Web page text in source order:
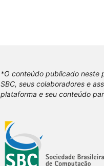
*O conteúdo publicado neste
SBC, seus colaboradores e
plataforma e seu conteúdo